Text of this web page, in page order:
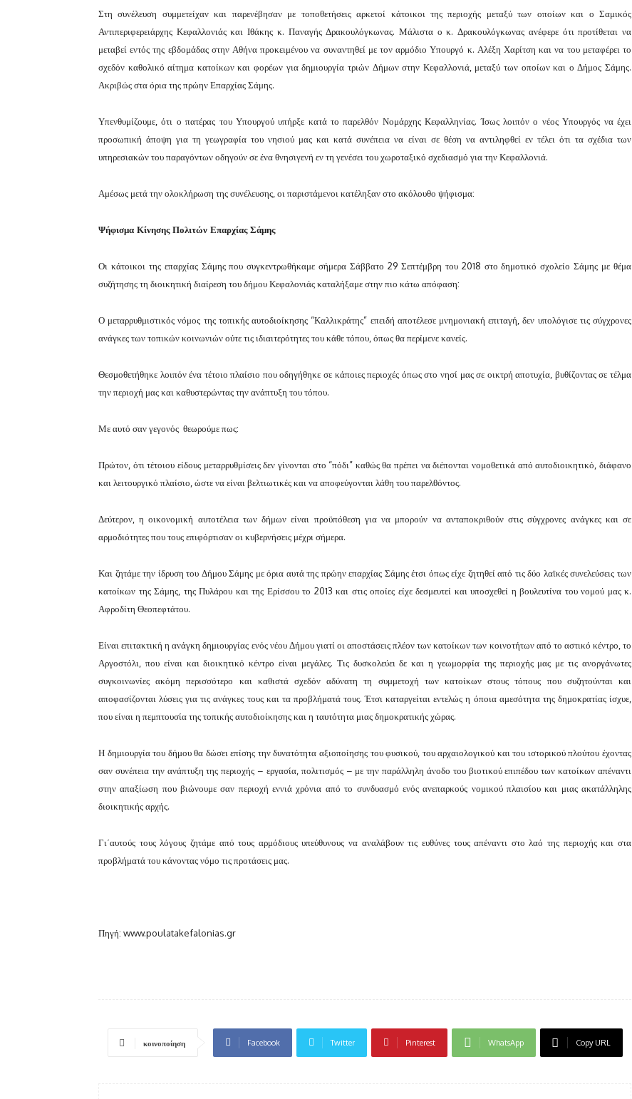
Στη συνέλευση συμμετείχαν και παρενέβησαν με τοποθετήσεις αρκετοί κάτοικοι της περιοχής μεταξύ των οποίων και ο Σαμικός
Αντιπεριφερειάρχης Κεφαλλονιάς και Ιθάκης κ. Παναγής Δρακουλόγκωνας. Μάλιστα ο κ. Δρακουλόγκωνας ανέφερε ότι προτίθεται να
μεταβεί εντός της εβδομάδας στην Αθήνα προκειμένου να συναντηθεί με τον αρμόδιο Υπουργό κ. Αλέξη Χαρίτση και να του μεταφέρει το
σχεδόν καθολικό αίτημα κατοίκων και φορέων για δημιουργία τριών Δήμων στην Κεφαλλονιά, μεταξύ των οποίων και ο Δήμος Σάμης.
Ακριβώς στα όρια της πρώην Επαρχίας Σάμης.
Υπενθυμίζουμε, ότι ο πατέρας του Υπουργού υπήρξε κατά το παρελθόν Νομάρχης Κεφαλληνίας. Ίσως λοιπόν ο νέος Υπουργός να έχει
προσωπική άποψη για τη γεωγραφία του νησιού μας και κατά συνέπεια να είναι σε θέση να αντιληφθεί εν τέλει ότι τα σχέδια των
υπηρεσιακών του παραγόντων οδηγούν σε ένα θνησιγενή εν τη γενέσει του χωροταξικό σχεδιασμό για την Κεφαλλονιά.
Αμέσως μετά την ολοκλήρωση της συνέλευσης, οι παριστάμενοι κατέληξαν στο ακόλουθο ψήφισμα:
Ψήφισμα Κίνησης Πολιτών Επαρχίας Σάμης
Οι κάτοικοι της επαρχίας Σάμης που συγκεντρωθήκαμε σήμερα Σάββατο 29 Σεπτέμβρη του 2018 στο δημοτικό σχολείο Σάμης με θέμα
συζήτησης τη διοικητική διαίρεση του δήμου Κεφαλονιάς καταλήξαμε στην πιο κάτω απόφαση:
Ο μεταρρυθμιστικός νόμος της τοπικής αυτοδιοίκησης “Καλλικράτης” επειδή αποτέλεσε μνημονιακή επιταγή, δεν υπολόγισε τις σύγχρονες
ανάγκες των τοπικών κοινωνιών ούτε τις ιδιαιτερότητες του κάθε τόπου, όπως θα περίμενε κανείς.
Θεσμοθετήθηκε λοιπόν ένα τέτοιο πλαίσιο που οδηγήθηκε σε κάποιες περιοχές όπως στο νησί μας σε οικτρή αποτυχία, βυθίζοντας σε τέλμα
την περιοχή μας και καθυστερώντας την ανάπτυξη του τόπου.
Με αυτό σαν γεγονός θεωρούμε πως:
Πρώτον, ότι τέτοιου είδους μεταρρυθμίσεις δεν γίνονται στο “πόδι” καθώς θα πρέπει να διέπονται νομοθετικά από αυτοδιοικητικό, διάφανο
και λειτουργικό πλαίσιο, ώστε να είναι βελτιωτικές και να αποφεύγονται λάθη του παρελθόντος.
Δεύτερον, η οικονομική αυτοτέλεια των δήμων είναι προϋπόθεση για να μπορούν να ανταποκριθούν στις σύγχρονες ανάγκες και σε
αρμοδιότητες που τους επιφόρτισαν οι κυβερνήσεις μέχρι σήμερα.
Και ζητάμε την ίδρυση του Δήμου Σάμης με όρια αυτά της πρώην επαρχίας Σάμης έτσι όπως είχε ζητηθεί από τις δύο λαϊκές συνελεύσεις των
κατοίκων της Σάμης, της Πυλάρου και της Ερίσσου το 2013 και στις οποίες είχε δεσμευτεί και υποσχεθεί η βουλευτίνα του νομού μας κ.
Αφροδίτη Θεοπεφτάτου.
Είναι επιτακτική η ανάγκη δημιουργίας ενός νέου Δήμου γιατί οι αποστάσεις πλέον των κατοίκων των κοινοτήτων από το αστικό κέντρο, το
Αργοστόλι, που είναι και διοικητικό κέντρο είναι μεγάλες. Τις δυσκολεύει δε και η γεωμορφία της περιοχής μας με τις ανοργάνωτες
συγκοινωνίες ακόμη περισσότερο και καθιστά σχεδόν αδύνατη τη συμμετοχή των κατοίκων στους τόπους που συζητούνται και
αποφασίζονται λύσεις για τις ανάγκες τους και τα προβλήματά τους. Έτσι καταργείται εντελώς η όποια αμεσότητα της δημοκρατίας ίσχυε,
που είναι η πεμπτουσία της τοπικής αυτοδιοίκησης και η ταυτότητα μιας δημοκρατικής χώρας.
Η δημιουργία του δήμου θα δώσει επίσης την δυνατότητα αξιοποίησης του φυσικού, του αρχαιολογικού και του ιστορικού πλούτου έχοντας
σαν συνέπεια την ανάπτυξη της περιοχής – εργασία, πολιτισμός – με την παράλληλη άνοδο του βιοτικού επιπέδου των κατοίκων απέναντι
στην απαξίωση που βιώνουμε σαν περιοχή εννιά χρόνια από το συνδυασμό ενός ανεπαρκούς νομικού πλαισίου και μιας ακατάλληλης
διοικητικής αρχής.
Γι΄αυτούς τους λόγους ζητάμε από τους αρμόδιους υπεύθυνους να αναλάβουν τις ευθύνες τους απέναντι στο λαό της περιοχής και στα
προβλήματά του κάνοντας νόμο τις προτάσεις μας.
Πηγή: www.poulatakefalonias.gr
κοινοποίηση Facebook Twitter Pinterest WhatsApp Copy URL